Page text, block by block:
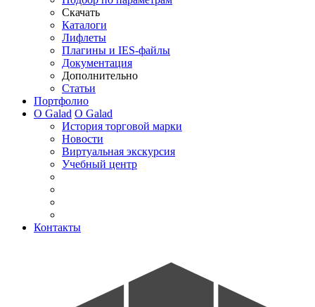
Скачать
Каталоги
Лифлеты
Плагины и IES-файлы
Документация
Дополнительно
Статьи
Портфолио
О Galad О Galad
История торговой марки
Новости
Виртуальная экскурсия
Учебный центр
Контакты